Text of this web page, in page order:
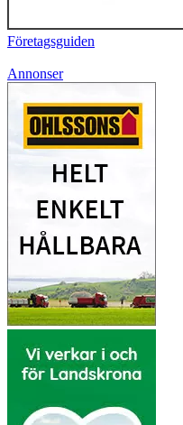
Företagsguiden
Annonser